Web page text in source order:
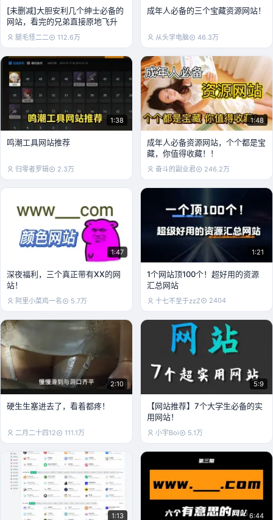
[未删减]大胆安利几个绅士必备的
网站，看完的兄弟直接原地飞升
腿毛怪二二 112.6万
成年人必备的三个宝藏资源网站！
从头学电脑 46.3万
1:38
鸣潮工具网站推荐
归零者罗辑 2.3万
1:48
成年人必备资源网站，个个都是宝
藏，你值得收藏！！
奋斗的副业君 246.2万
1:47
深夜福利，三个真正带有XX的网
站！
阿里小菜鸡一名 5.7万
1:21
1个网站顶100个！超好用的资源
汇总网站
十七不至于zzZ 2404
2:10
硬生生塞进去了，看着都疼！
二月二十四12 111.1万
5:9
【网站推荐】7个大学生必备的实
用网站！
小宇Boi 5.1万
1:13 6:44